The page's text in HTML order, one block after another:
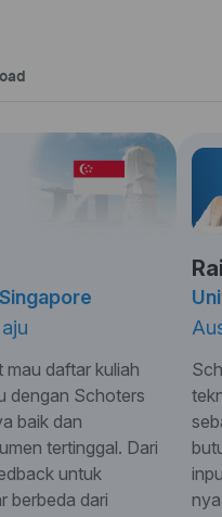
daftar kuliah
dengan Schoters
baik dan
tertinggal. Dari
untuk
berbeda dari